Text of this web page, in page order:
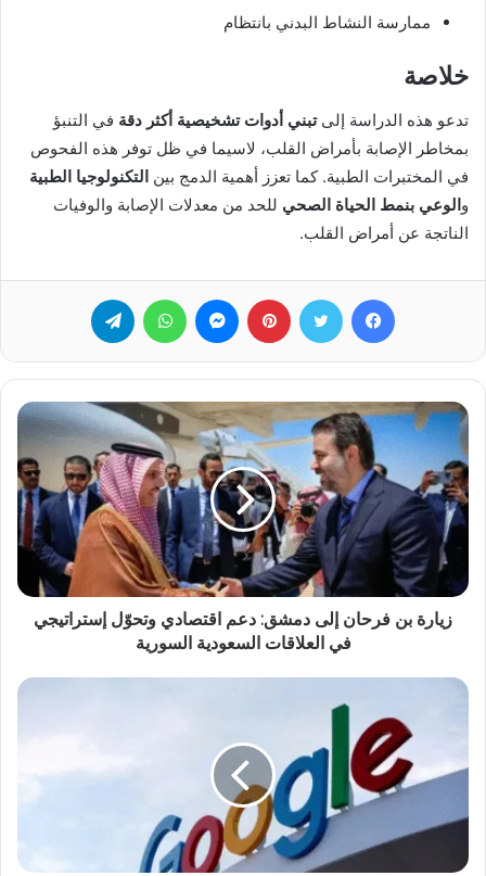
ممارسة النشاط البدني بانتظام
خلاصة
تدعو هذه الدراسة إلىتبني أدوات تشخيصية أكثر دقة في التنبؤ
بمخاطر الإصابة بأمراض القلب، لاسيما في ظل توفر هذه الفحوص
في المختبرات الطبية. كما تعزز أهمية الدمج بين التكنولوجيا الطبية
والوعي بنمط الحياة الصحي للحد من معدلات الإصابة والوفيات
الناتجة عن أمراض القلب.
فيسبوك تويتر بينتيريست ماسنجر واتساب
زيارة بن فرحان إلى دمشق: دعم اقتصادي وتحوّل إستراتيجي
في العلاقات السعودية السورية